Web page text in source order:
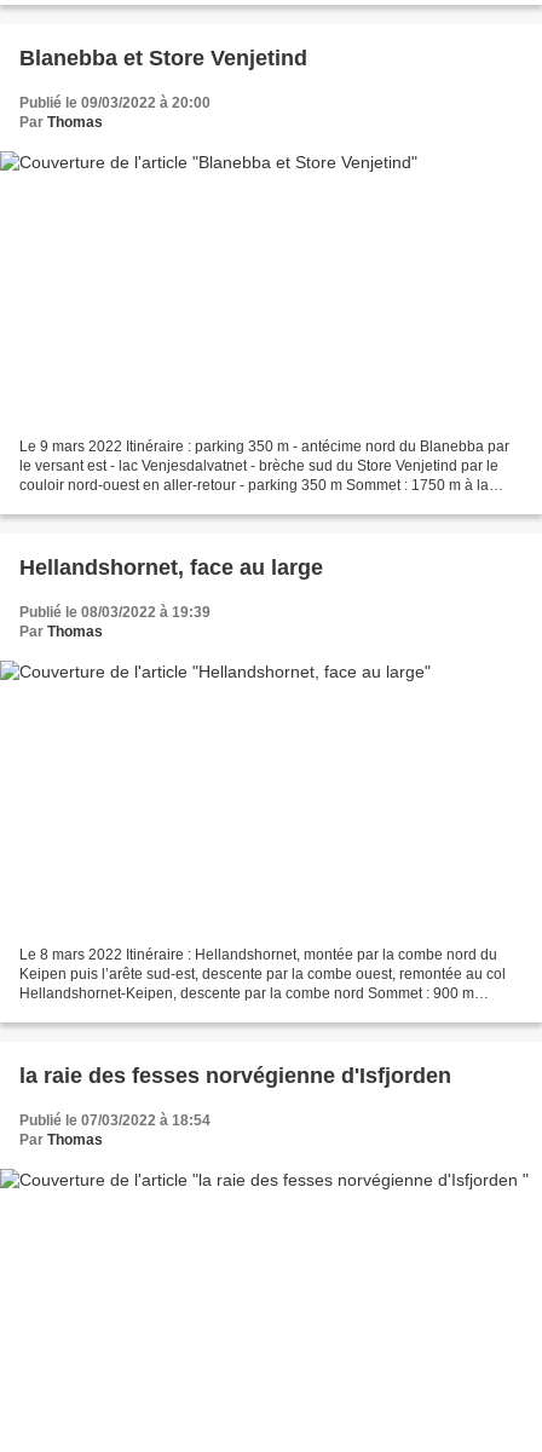
Blanebba et Store Venjetind
Publié le 09/03/2022 à 20:00
Par Thomas
Le 9 mars 2022 Itinéraire : parking 350 m - antécime nord du Blanebba par
le versant est - lac Venjesdalvatnet - brèche sud du Store Venjetind par le
couloir nord-ouest en aller-retour - parking 350 m Sommet : 1750 m à la
Hellandshornet, face au large
Publié le 08/03/2022 à 19:39
Par Thomas
Le 8 mars 2022 Itinéraire : Hellandshornet, montée par la combe nord du
Keipen puis l’arête sud-est, descente par la combe ouest, remontée au col
Hellandshornet-Keipen, descente par la combe nord Sommet : 900 m
la raie des fesses norvégienne d'Isfjorden
Publié le 07/03/2022 à 18:54
Par Thomas